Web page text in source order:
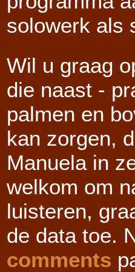
solowerk als
Wil u graag
die naast -
palmen en
kan zorgen,
Manuela in
welkom om
luisteren,
de data toe.
comments